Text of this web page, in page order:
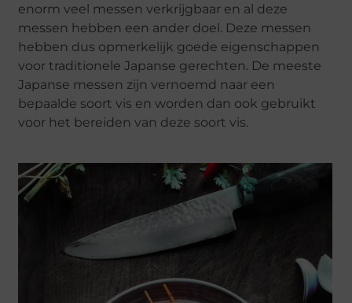
enorm veel messen verkrijgbaar en al deze
messen hebben een ander doel. Deze messen
hebben dus opmerkelijk goede eigenschappen
voor traditionele Japanse gerechten. De meeste
Japanse messen zijn vernoemd naar een
bepaalde soort vis en worden dan ook gebruikt
voor het bereiden van deze soort vis.